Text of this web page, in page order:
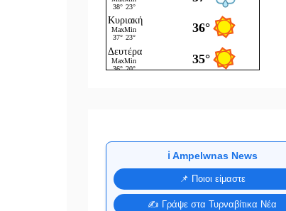
ℹ️ Ampelwnas News
📌 Ποιοι είμαστε
✍️ Γράψε στα Τυρναβίτικα Νέα